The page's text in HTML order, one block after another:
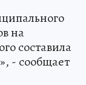
на
составила
- сообщает